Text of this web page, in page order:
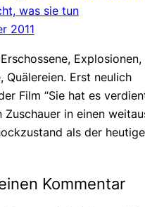
was sie tun
2011
Explosionen,
Quälereien. Erst neulich
Film “Sie hat es
in einen
als der
Kommentar